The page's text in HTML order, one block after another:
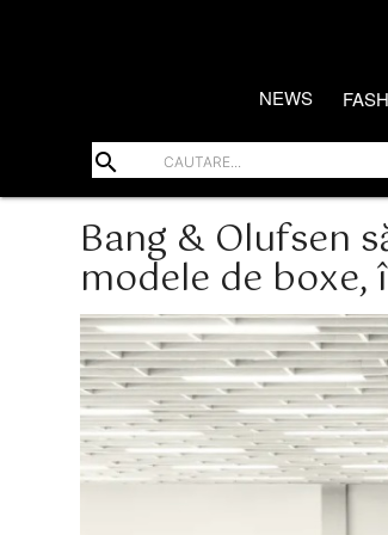
NEWS
search
Bang & Olufsen
modele de